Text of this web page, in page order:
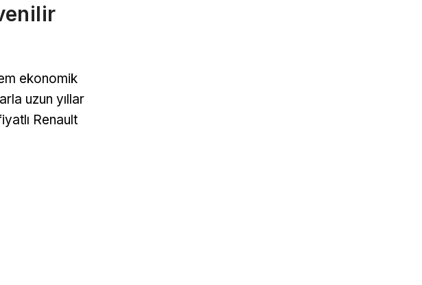
ekonomik
uzun yıllar
Renault